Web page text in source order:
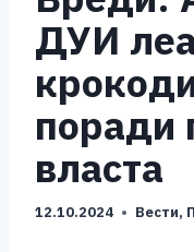
ДУИ
поради
власта
12.10.2024 Вести,